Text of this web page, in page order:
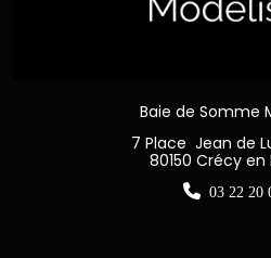
Baie de Somme
7 Place Jean de
80150 Crécy
 03 22 20